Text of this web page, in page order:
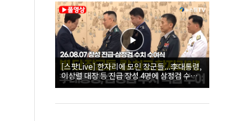
[스팟Live] 한자리에 모인 장군들...李대통령,
이상렬 대장 등 진급 장성 4명에 삼정검 수치
직접 수여｜26.08.07 장성 진급·삼정검 수치